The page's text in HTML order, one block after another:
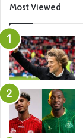
Most Viewed